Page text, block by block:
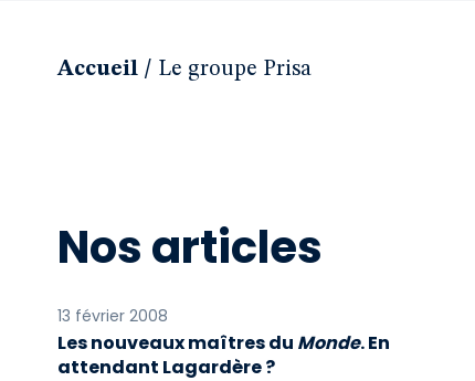
Accueil / Le groupe Prisa
Nos articles
13 février 2008
Les nouveaux maîtres du Monde. En
attendant Lagardère ?